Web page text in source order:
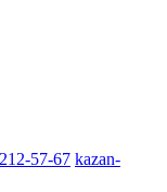
57-67 kazan-